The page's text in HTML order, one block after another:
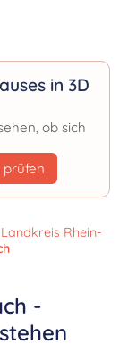
in 3D
ob sich
prüfen
Landkreis Rhein-
-